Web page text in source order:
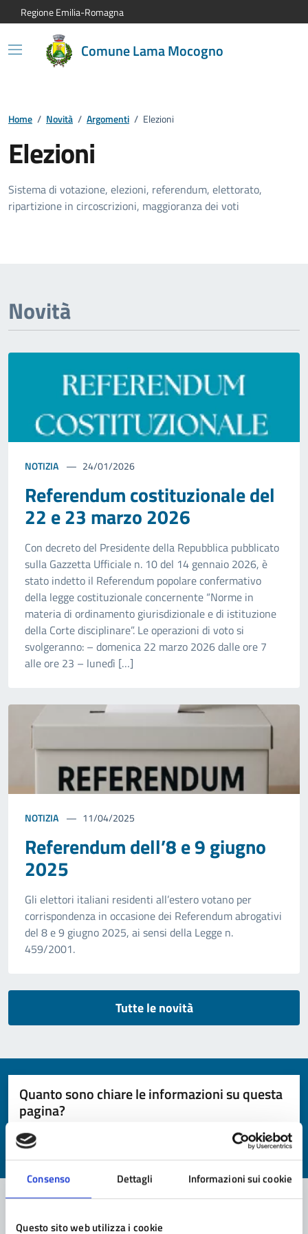
Consenso Dettagli Informazioni sui cookie
Questo sito web utilizza i cookie
Vai al contenuto principale
Vai alla navigazione del sito
Vai al piede di pagina
Regione Emilia-Romagna
Comune Lama Mocogno
Home / Novità / Argomenti / Elezioni
Elezioni
Sistema di votazione, elezioni, referendum, elettorato,
ripartizione in circoscrizioni, maggioranza dei voti
Novità
NOTIZIA 24/01/2026
Referendum costituzionale del
22 e 23 marzo 2026
Con decreto del Presidente della Repubblica pubblicato
sulla Gazzetta Ufficiale n. 10 del 14 gennaio 2026, è
stato indetto il Referendum popolare confermativo
della legge costituzionale concernente “Norme in
materia di ordinamento giurisdizionale e di istituzione
della Corte disciplinare”. Le operazioni di voto si
svolgeranno: – domenica 22 marzo 2026 dalle ore 7
alle ore 23 – lunedì […]
NOTIZIA 11/04/2025
Referendum dell’8 e 9 giugno
2025
Gli elettori italiani residenti all’estero votano per
corrispondenza in occasione dei Referendum abrogativi
del 8 e 9 giugno 2025, ai sensi della Legge n.
459/2001.
Tutte le novità
Quanto sono chiare le informazioni su questa
pagina?
Valuta da 1 a 5 stelle la pagina
Valuta 5 stelle su 5
Valuta 4 stelle su 5
Valuta 3 stelle su 5
Valuta 2 stelle su 5
Valuta 1 stelle su 5